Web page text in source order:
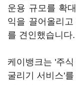
운용 규모를 확
익을 끌어올리
를 견인했습니다.
케이뱅크는 '주
굴리기 서비스'